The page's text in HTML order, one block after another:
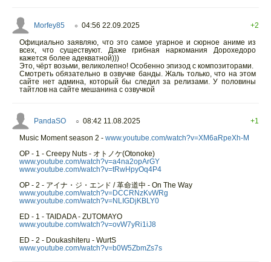
Morfey85 ○ 04:56 22.09.2025
+2
Официально заявляю, что это самое угарное и сюрное аниме из
всех, что существуют. Даже грибная наркомания Дорохедоро
кажется более адекватной)))
Это, чёрт возьми, великолепно! Особенно эпизод с композиторами.
Смотреть обязательно в озвучке банды. Жаль только, что на этом
сайте нет админа, который бы следил за релизами. У половины
тайтлов на сайте мешанина с озвучкой
PandaSO ○ 08:42 11.08.2025
+1
Music Moment season 2 - www.youtube.com/watch?v=XM6aRpeXh-M
OP - 1 - Creepy Nuts - オトノケ(Otonoke)
www.youtube.com/watch?v=a4na2opArGY
www.youtube.com/watch?v=tRwHpyOq4P4
OP - 2 - アイナ・ジ・エンド / 革命道中 - On The Way
www.youtube.com/watch?v=DCCRNzKvWRg
www.youtube.com/watch?v=NLIGDjKBLY0
ED - 1 - TAIDADA - ZUTOMAYO
www.youtube.com/watch?v=ovW7yRi1iJ8
ED - 2 - Doukashiteru - WurtS
www.youtube.com/watch?v=b0W5ZbmZs7s